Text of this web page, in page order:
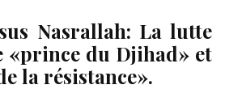
Nasrallah: La lutte
«prince du Djihad» et
la résistance».